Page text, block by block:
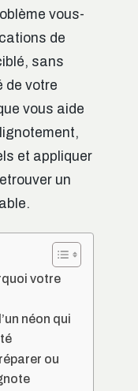
vous-
de
sans
de votre
vous aide
et appliquer
un
votre
néon qui
ou